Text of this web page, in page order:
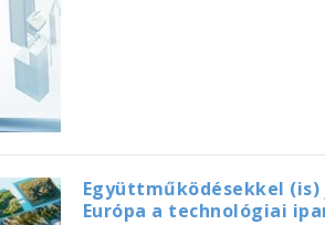
Együttműködésekkel
Európa a technológiai